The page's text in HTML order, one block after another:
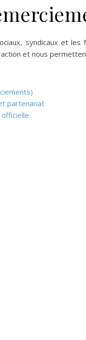
syndicaux et
et nous
partenariat